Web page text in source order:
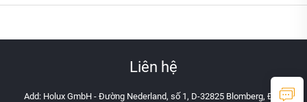
Liên hệ
Add: Holux GmbH - Đường Nederland, số 1, D-32825 Blomberg, Đức